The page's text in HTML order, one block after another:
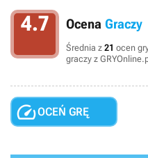
4.7 Ocena Graczy
Średnia z 21 ocen
graczy z
OCEŃ GRĘ